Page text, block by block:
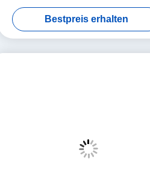
drei Bildschirme